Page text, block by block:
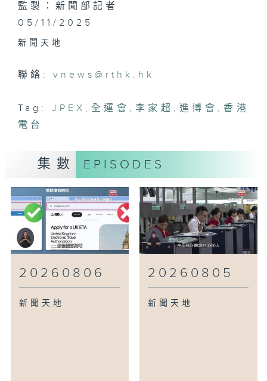
監製：新聞部記者
05/11/2025
新聞天地
聯絡:vnews@rthk.hk
Tag: JPEX , 全運會 , 李家超 , 進博會 , 香港
電台
集數 EPISODES
20260806
新聞天地
20260805
新聞天地